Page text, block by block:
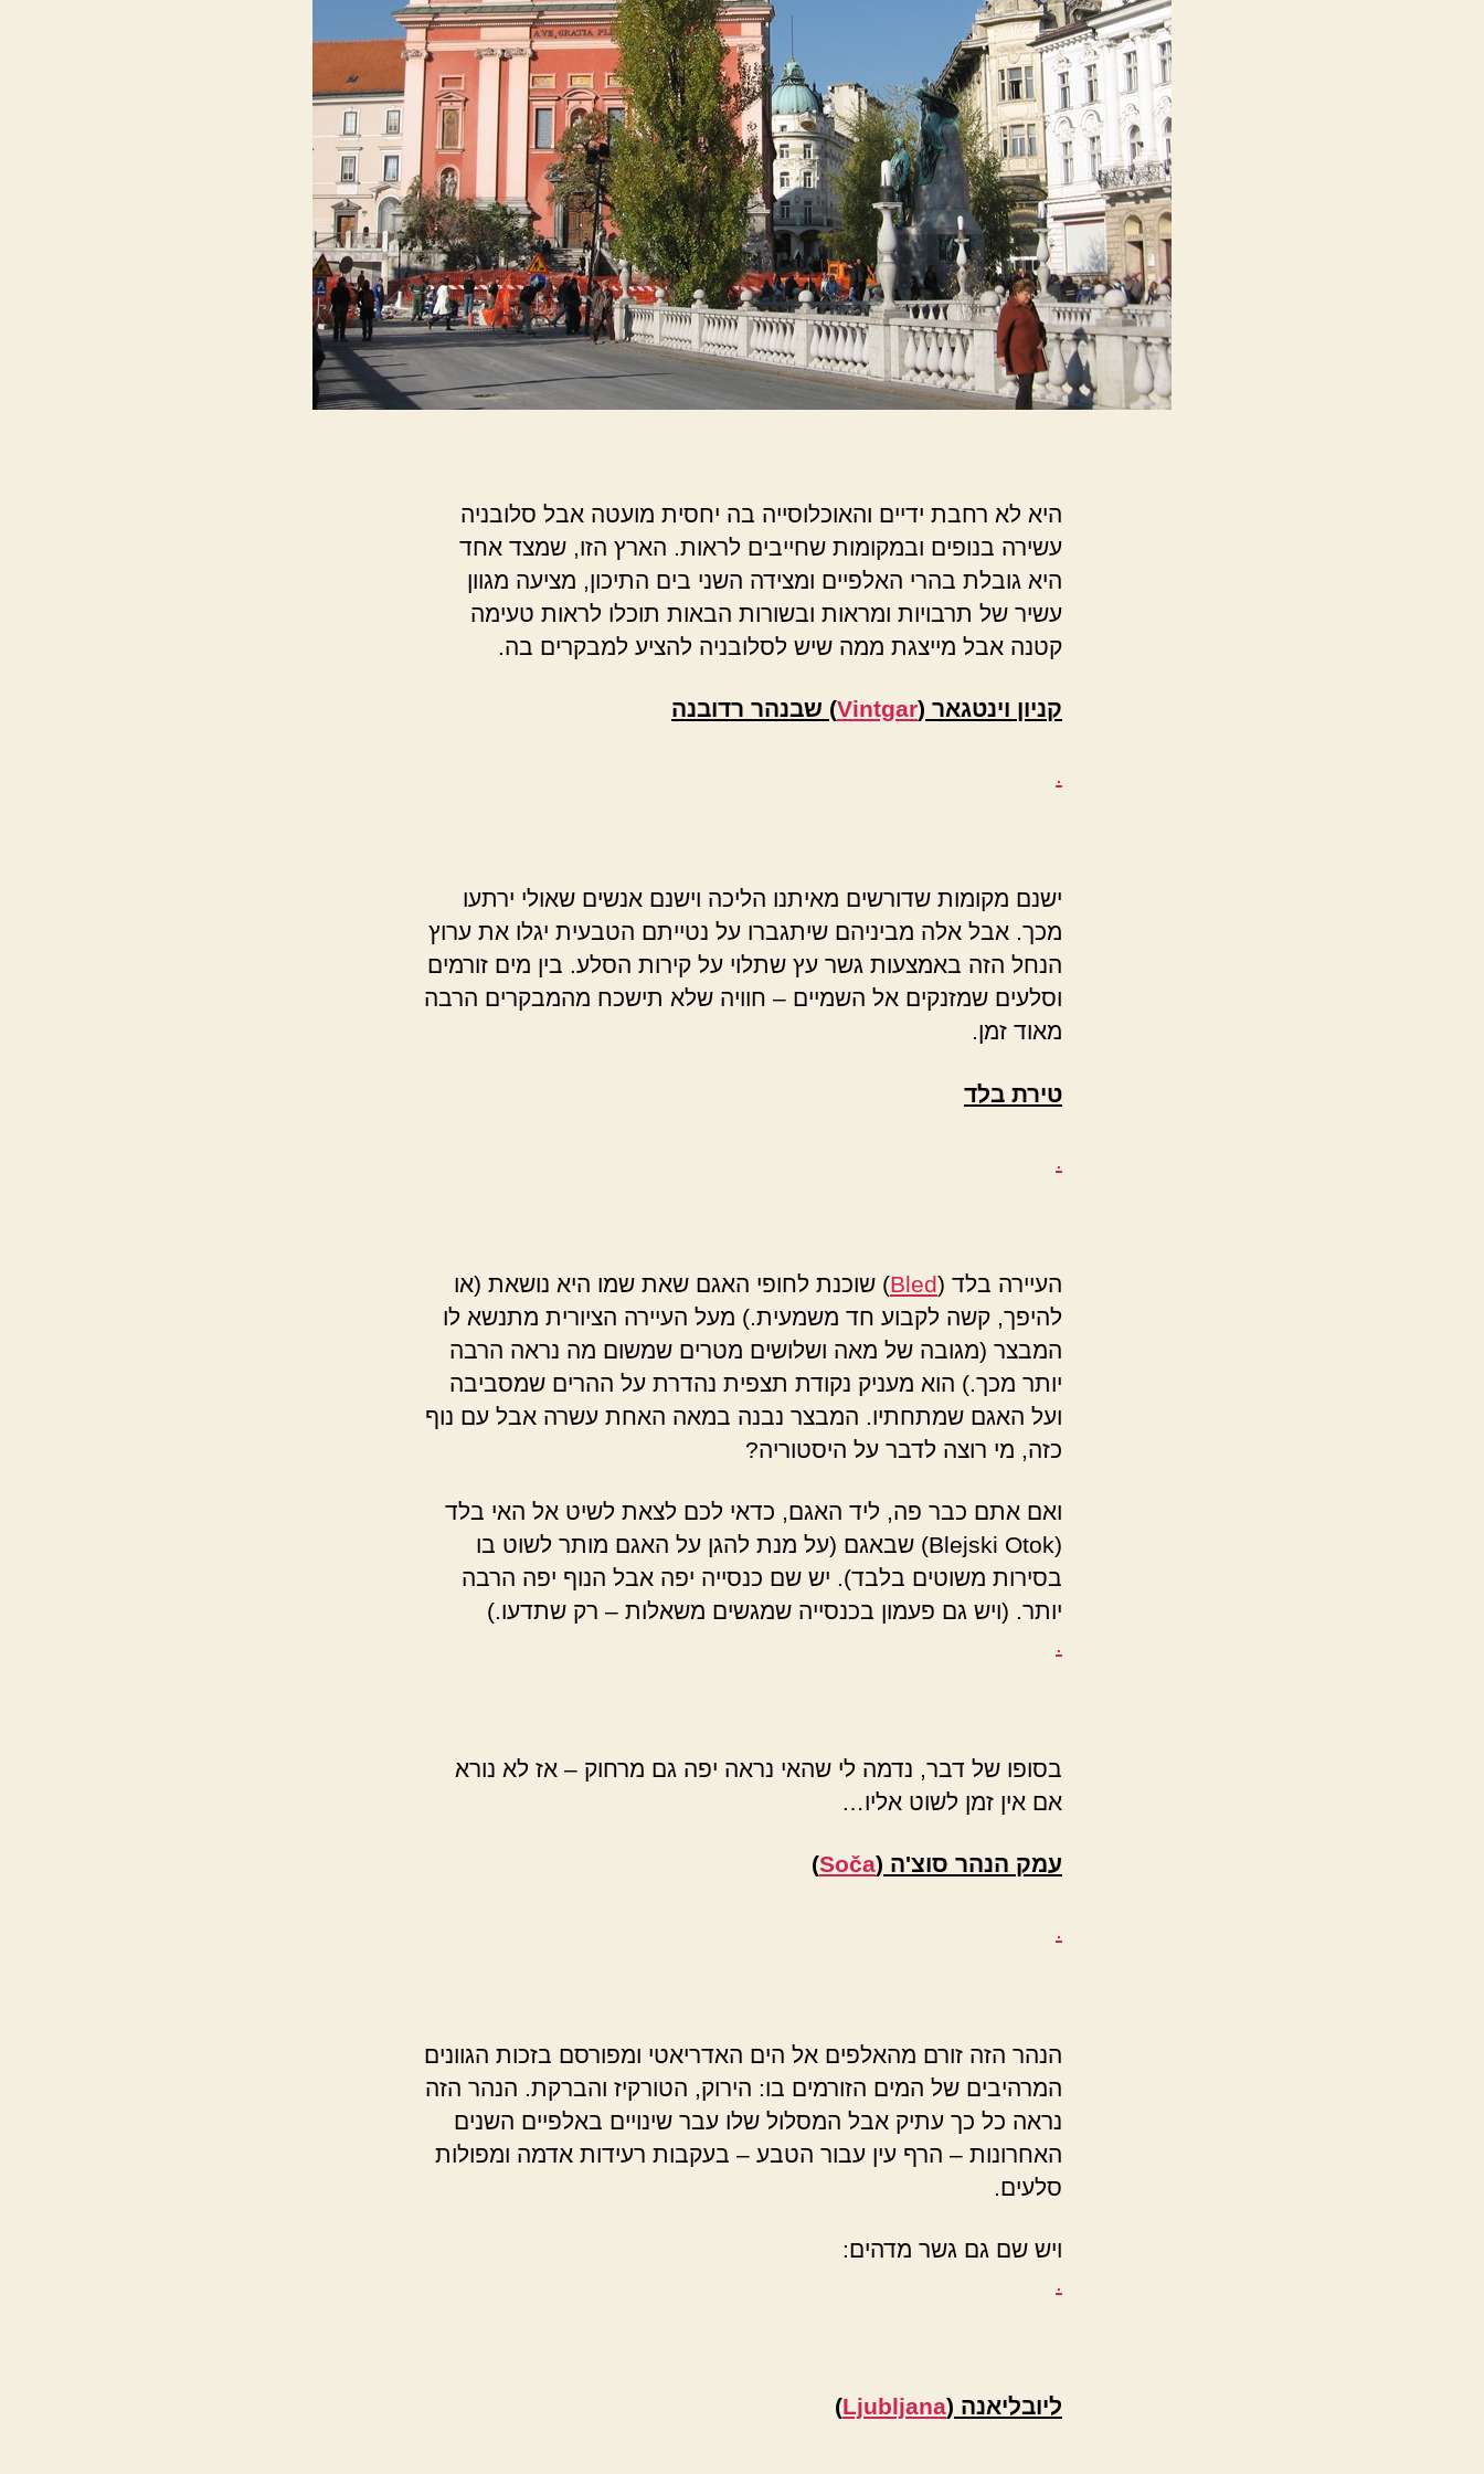
היא לא רחבת ידיים והאוכלוסייה בה יחסית מועטה אבל סלובניה
עשירה בנופים ובמקומות שחייבים לראות. הארץ הזו, שמצד אחד
היא גובלת בהרי האלפיים ומצידה השני בים התיכון, מציעה מגוון
עשיר של תרבויות ומראות ובשורות הבאות תוכלו לראות טעימה
קטנה אבל מייצגת ממה שיש לסלובניה להציע למבקרים בה.
קניון וינטגאר (Vintgar) שבנהר רדובנה
.
ישנם מקומות שדורשים מאיתנו הליכה וישנם אנשים שאולי ירתעו
מכך. אבל אלה מביניהם שיתגברו על נטייתם הטבעית יגלו את ערוץ
הנחל הזה באמצעות גשר עץ שתלוי על קירות הסלע. בין מים זורמים
וסלעים שמזנקים אל השמיים – חוויה שלא תישכח מהמבקרים הרבה
מאוד זמן.
טירת בלד
העיירה בלד (Bled) שוכנת לחופי האגם שאת שמו היא נושאת (או
להיפך, קשה לקבוע חד משמעית.) מעל העיירה הציורית מתנשא לו
המבצר (מגובה של מאה ושלושים מטרים שמשום מה נראה הרבה
יותר מכך.) הוא מעניק נקודת תצפית נהדרת על ההרים שמסביבה
ועל האגם שמתחתיו. המבצר נבנה במאה האחת עשרה אבל עם נוף
כזה, מי רוצה לדבר על היסטוריה?
ואם אתם כבר פה, ליד האגם, כדאי לכם לצאת לשיט אל האי בלד
(Blejski Otok) שבאגם (על מנת להגן על האגם מותר לשוט בו
בסירות משוטים בלבד). יש שם כנסייה יפה אבל הנוף יפה הרבה
יותר. (ויש גם פעמון בכנסייה שמגשים משאלות – רק שתדעו.)
.
בסופו של דבר, נדמה לי שהאי נראה יפה גם מרחוק – אז לא נורא
אם אין זמן לשוט אליו…
עמק הנהר סוצ'ה (Soča
)
.
הנהר הזה זורם מהאלפים אל הים האדריאטי ומפורסם בזכות הגוונים
המרהיבים של המים הזורמים בו: הירוק, הטורקיז והברקת. הנהר הזה
נראה כל כך עתיק אבל המסלול שלו עבר שינויים באלפיים השנים
האחרונות – הרף עין עבור הטבע – בעקבות רעידות אדמה ומפולות
סלעים.
ויש שם גם גשר מדהים:
.
ליובליאנה (Ljubljana
)